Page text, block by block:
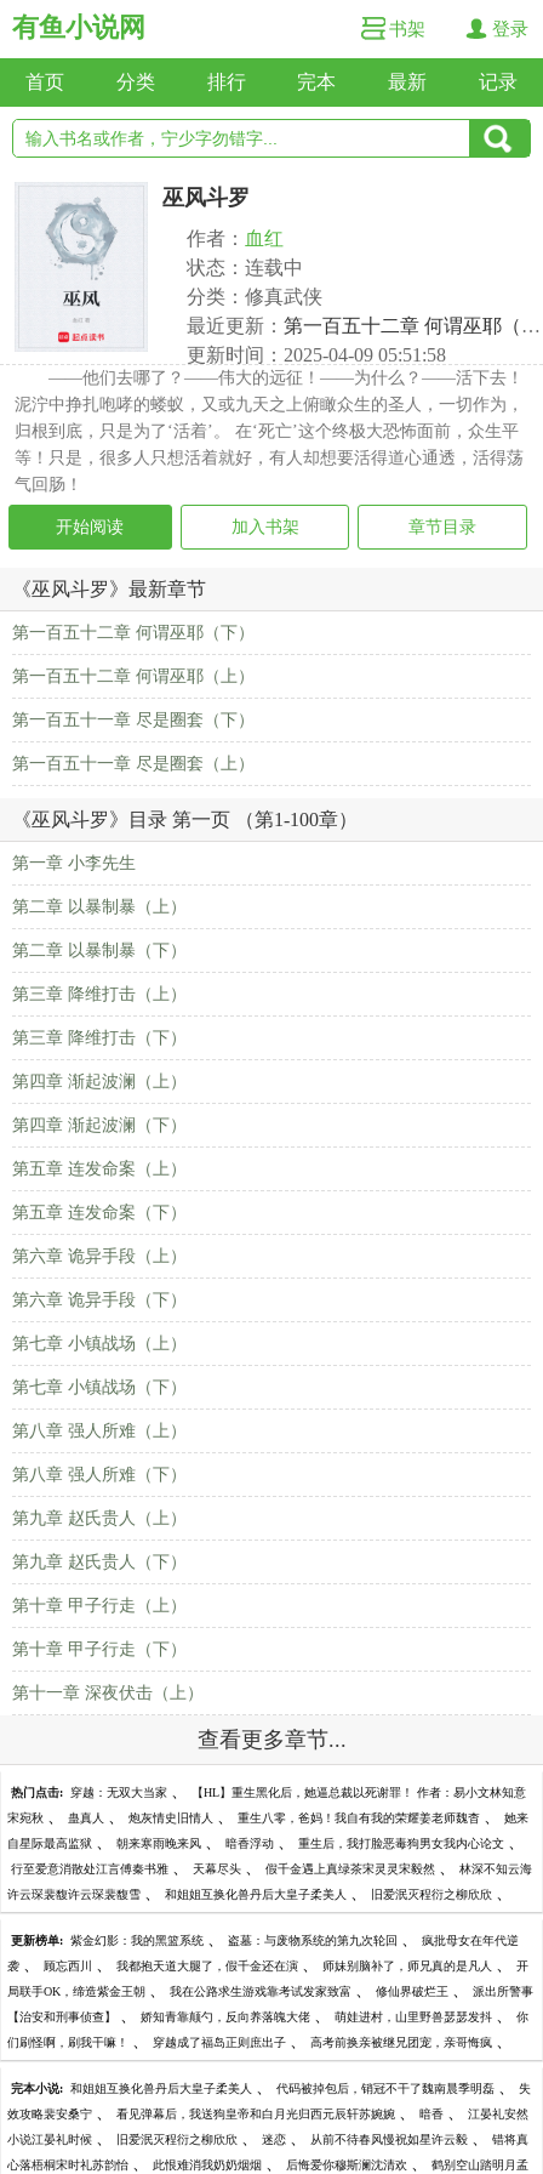
有鱼小说网 书架 登录
首页 分类 排行 完本 最新 记录
巫风斗罗
作者： 血红
状态：连载中
分类：修真武侠
最近更新： 第一百五十二章 何谓巫耶（下）
更新时间：2025-04-09 05:51:58
——他们去哪了？——伟大的远征！——为什么？——活下去！
泥泞中挣扎咆哮的蝼蚁，又或九天之上俯瞰众生的圣人，一切作为，
归根到底，只是为了‘活着’。 在‘死亡’这个终极大恐怖面前，众生平
等！只是，很多人只想活着就好，有人却想要活得道心通透，活得荡
气回肠！
开始阅读 加入书架 章节目录
《巫风斗罗》最新章节
第一百五十二章 何谓巫耶（下）
第一百五十二章 何谓巫耶（上）
第一百五十一章 尽是圈套（下）
第一百五十一章 尽是圈套（上）
《巫风斗罗》目录 第一页 （第1-100章）
第一章 小李先生
第二章 以暴制暴（上）
第二章 以暴制暴（下）
第三章 降维打击（上）
第三章 降维打击（下）
第四章 渐起波澜（上）
第四章 渐起波澜（下）
第五章 连发命案（上）
第五章 连发命案（下）
第六章 诡异手段（上）
第六章 诡异手段（下）
第七章 小镇战场（上）
第七章 小镇战场（下）
第八章 强人所难（上）
第八章 强人所难（下）
第九章 赵氏贵人（上）
第九章 赵氏贵人（下）
第十章 甲子行走（上）
第十章 甲子行走（下）
第十一章 深夜伏击（上）
查看更多章节...
热门点击: 穿越：无双大当家 、 【HL】重生黑化后，她逼总裁以死谢罪！ 作者：易小文林知意
宋宛秋 、 蛊真人 、 炮灰情史旧情人 、 重生八零，爸妈！我自有我的荣耀姜老师魏杳 、 她来
自星际最高监狱 、 朝来寒雨晚来风 、 暗香浮动 、 重生后，我打脸恶毒狗男女我内心论文 、
行至爱意消散处江言傅秦书雅 、 天幕尽头 、 假千金遇上真绿茶宋灵灵宋毅然 、 林深不知云海
许云琛裴馥许云琛裴馥雪 、 和姐姐互换化兽丹后大皇子柔美人 、 旧爱泯灭程衍之柳欣欣 、
更新榜单: 紫金幻影：我的黑篮系统 、 盗墓：与废物系统的第九次轮回 、 疯批母女在年代逆
袭 、 顾忘西川 、 我都抱天道大腿了，假千金还在演 、 师妹别脑补了，师兄真的是凡人 、 开
局联手OK，缔造紫金王朝 、 我在公路求生游戏靠考试发家致富 、 修仙界破烂王 、 派出所警事
【治安和刑事侦查】 、 娇知青靠颠勺，反向养落魄大佬 、 萌娃进村，山里野兽瑟瑟发抖 、 你
们刷怪啊，刷我干嘛！ 、 穿越成了福岛正则庶出子 、 高考前换亲被继兄团宠，亲哥悔疯 、
完本小说: 和姐姐互换化兽丹后大皇子柔美人 、 代码被掉包后，销冠不干了魏南晨季明磊 、 失
效攻略裴安桑宁 、 看见弹幕后，我送狗皇帝和白月光归西元辰轩苏婉婉 、 暗香 、 江晏礼安然
小说江晏礼时候 、 旧爱泯灭程衍之柳欣欣 、 迷恋 、 从前不待春风慢祝如星许云毅 、 错将真
心落梧桐宋时礼苏韵怡 、 此恨难消我奶奶烟烟 、 后悔爱你穆斯澜沈清欢 、 鹤别空山踏明月孟